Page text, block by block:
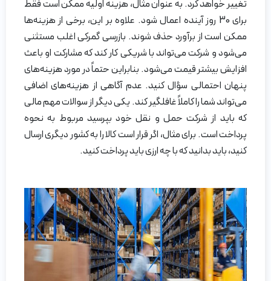
تغییر خواهد کرد. به عنوان مثال، هزینه اولیه ممکن است فقط
برای 30 روز آینده اعمال شود. علاوه بر این، برخی از هزینه‌ها
ممکن است از برآورد حذف شوند. بازرسی گمرکی اغلب مستثنی
می‌شود و شرکت می‌تواند با شریکی کار کند که مشارکت او باعث
افزایش بیشتر قیمت می‌شود. بنابراین حتماً در مورد هزینه‌های
پنهان احتمالی سؤال کنید. عدم آگاهی از هزینه‌های اضافی
می‌تواند شما را کاملاً غافلگیر کند. یکی دیگر از سوالات مهم مالی
که باید از شرکت حمل و نقل خود بپرسید مربوط به نحوه
پرداخت است. برای مثال، اگر قرار است کالا را به کشور دیگری ارسال
کنید، باید بدانید که با چه ارزی باید پرداخت کنید.